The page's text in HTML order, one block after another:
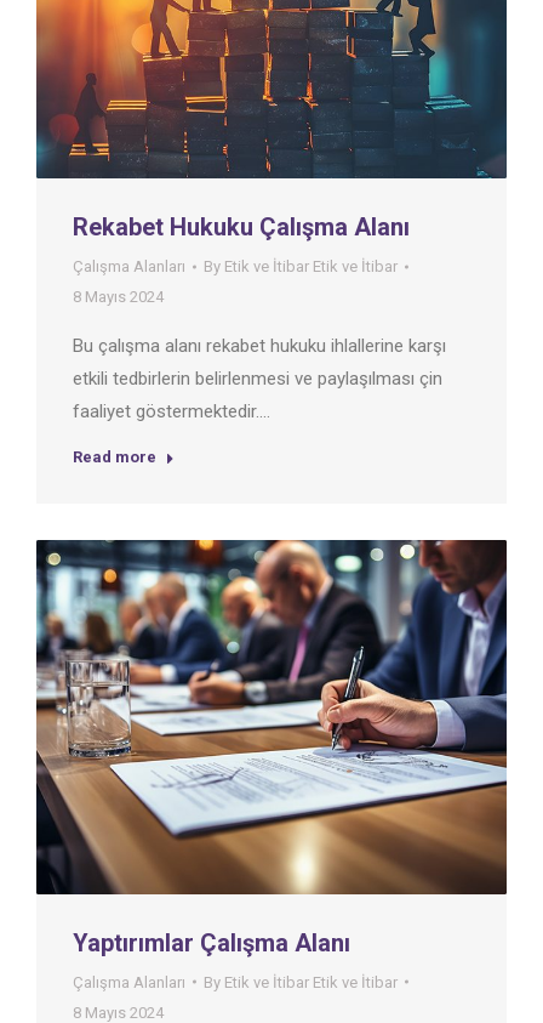
Rekabet Hukuku Çalışma Alanı
Çalışma Alanları By Etik ve İtibar Etik ve İtibar
8 Mayıs 2024
Bu çalışma alanı rekabet hukuku ihlallerine karşı
etkili tedbirlerin belirlenmesi ve paylaşılması çin
faaliyet göstermektedir.…
Read more
Yaptırımlar Çalışma Alanı
Çalışma Alanları By Etik ve İtibar Etik ve İtibar
8 Mayıs 2024